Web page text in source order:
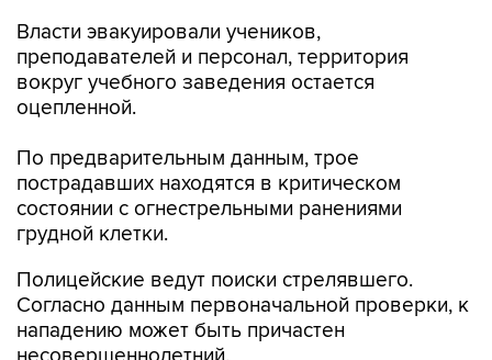
Власти эвакуировали учеников,
преподавателей и персонал, территория
вокруг учебного заведения остается
оцепленной.
По предварительным данным, трое
пострадавших находятся в критическом
состоянии с огнестрельными ранениями
грудной клетки.
Полицейские ведут поиски стрелявшего.
Согласно данным первоначальной проверки, к
нападению может быть причастен